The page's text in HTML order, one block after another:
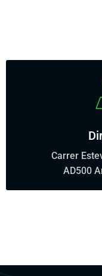
Carrer
AD500